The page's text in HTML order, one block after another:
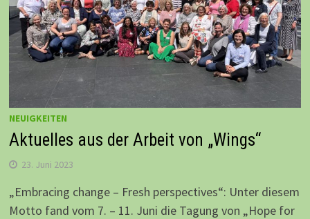
NEUIGKEITEN
Aktuelles aus der Arbeit von „Wings“
23. Juni 2023
„Embracing change – Fresh perspectives“: Unter diesem
Motto fand vom 7. – 11. Juni die Tagung von „Hope for